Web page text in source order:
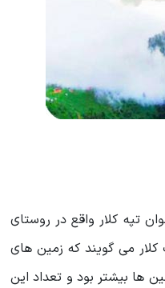
تپه کلار واقع در روستای
می گویند که زمین های
ها بیشتر بود و تعداد این